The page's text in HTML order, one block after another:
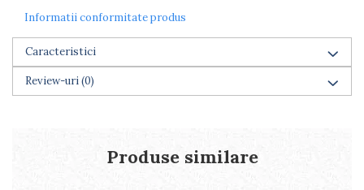
Informatii conformitate produs
Caracteristici
Review-uri(0)
Produse similare